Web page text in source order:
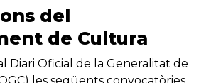
del
de Cultura
Diari Oficial de la Generalitat de